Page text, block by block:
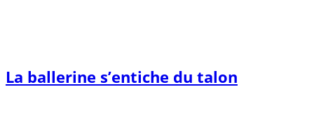
La ballerine s’entiche du talon